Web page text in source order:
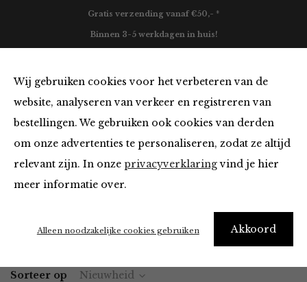
Wij gebruiken cookies voor het verbeteren van de
website, analyseren van verkeer en registreren van
bestellingen. We gebruiken ook cookies van derden
om onze advertenties te personaliseren, zodat ze altijd
relevant zijn. In onze privacyverklaringvind je hier
meer informatie over.
Akkoord
Alleen noodzakelijke cookies gebruiken
Gratis verzending vanaf €50,- *
Binnen 3-5 werkdagen in huis!
Portemonnees
Home Winkel Accessoires Portemonnees
Sorteer op Nieuwheid